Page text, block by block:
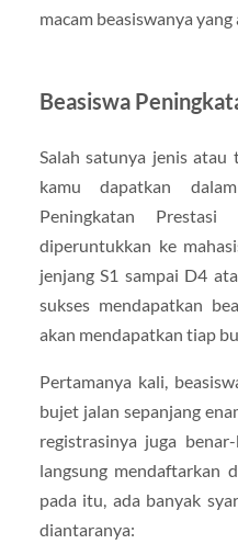
macam beasiswanya yang
Beasiswa
Salah satunya jenis atau
kamu dapatkan
Peningkatan
diperuntukkan ke
jenjang S1 sampai D4
sukses mendapatkan
akan mendapatkan tiap
Pertamanya kali,
bujet jalan sepanjang
registrasinya juga
langsung mendaftarkan
pada itu, ada banyak
diantaranya: